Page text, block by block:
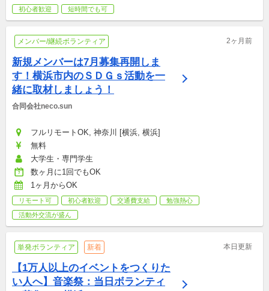
初心者歓迎 短時間でも可
メンバー/継続ボランティア 2ヶ月前
新規メンバーは7月募集再開しま
す！横浜市内のＳＤＧｓ活動を一
緒に取材しましょう！
合同会社neco.sun
フルリモートOK, 神奈川 [横浜, 横浜]
無料
大学生・専門学生
数ヶ月に1回でもOK
1ヶ月からOK
リモート可 初心者歓迎 交通費支給
勉強熱心
活動外交流が盛ん
単発ボランティア 新着 本日更新
【1万人以上のイベントをつくりた
い人へ】音楽祭：当日ボランティ